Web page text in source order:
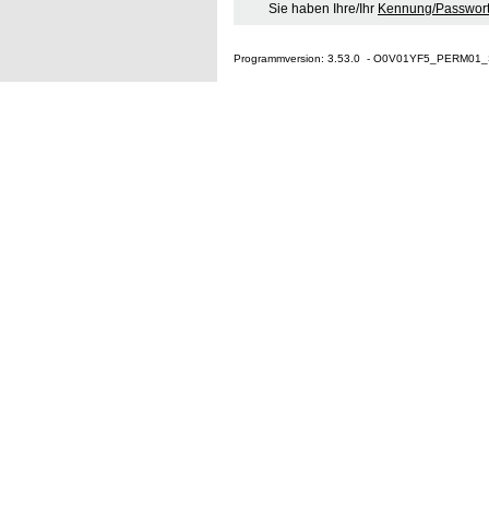
Sie haben Ihre/Ihr Kennung/
Programmversion: 3.53.0 -